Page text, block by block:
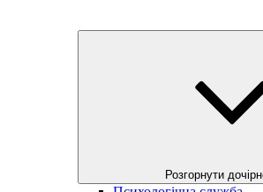
Розгорнути